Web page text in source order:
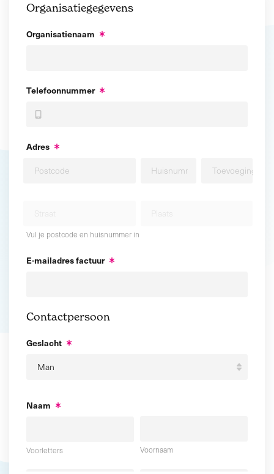
Organisatiegegevens
Organisatienaam
Telefoonnummer
Adres
Vul je postcode en huisnummer in
E-mailadres factuur
Contactpersoon
Geslacht
Naam
Voorletters Voornaam